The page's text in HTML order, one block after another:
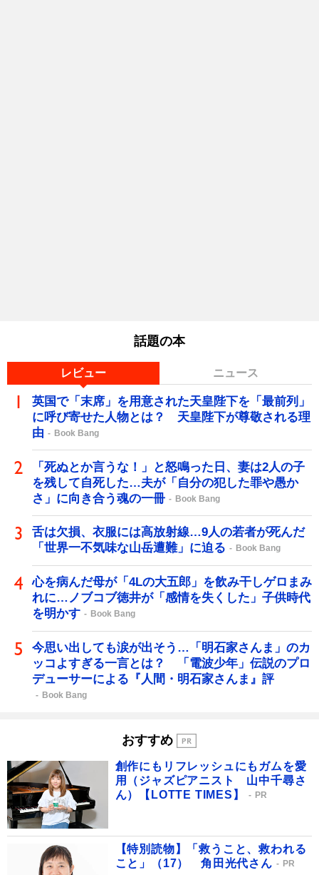
話題の本
レビュー ニュース
英国で「末席」を用意された天皇陛下を「最前列」
に呼び寄せた人物とは？ 天皇陛下が尊敬される理
由
Book Bang
「死ぬとか言うな！」と怒鳴った日、妻は2人の子
を残して自死した…夫が「自分の犯した罪や愚か
さ」に向き合う魂の一冊
Book Bang
舌は欠損、衣服には高放射線…9人の若者が死んだ
「世界一不気味な山岳遭難」に迫る
Book Bang
心を病んだ母が「4Lの大五郎」を飲み干しゲロまみ
れに…ノブコブ徳井が「感情を失くした」子供時代
を明かす
Book Bang
今思い出しても涙が出そう…「明石家さんま」のカ
ッコよすぎる一言とは？ 「電波少年」伝説のプロ
デューサーによる『人間・明石家さんま』評
Book Bang
おすすめ
創作にもリフレッシュにもガムを愛
用（ジャズピアニスト 山中千尋さ
ん）【LOTTE TIMES】
PR
【特別読物】「救うこと、救われる
こと」（17） 角田光代さん
PR